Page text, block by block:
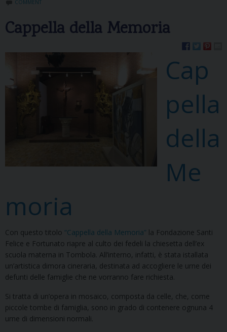
COMMENT
Cappella della Memoria
Cap
pella
della
Me
moria
Con questo titolo “Cappella della Memoria” la Fondazione Santi
Felice e Fortunato riapre al culto dei fedeli la chiesetta dell’ex
scuola materna in Tombola. All’interno, infatti, è stata istallata
un’artistica dimora cineraria, destinata ad accogliere le urne dei
defunti delle famiglie che ne vorranno fare richiesta.
Si tratta di un’opera in mosaico, composta da celle, che, come
piccole tombe di famiglia, sono in grado di contenere ognuna 4
urne di dimensioni normali.